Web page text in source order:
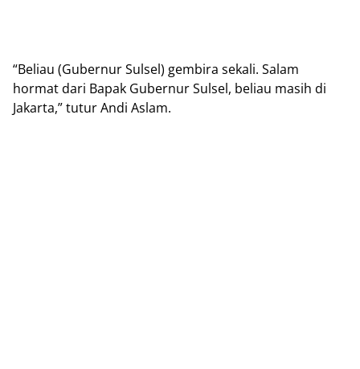
“Beliau (Gubernur Sulsel) gembira sekali. Salam
hormat dari Bapak Gubernur Sulsel, beliau masih di
Jakarta,” tutur Andi Aslam.